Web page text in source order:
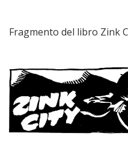
Fragmento del libro Zink